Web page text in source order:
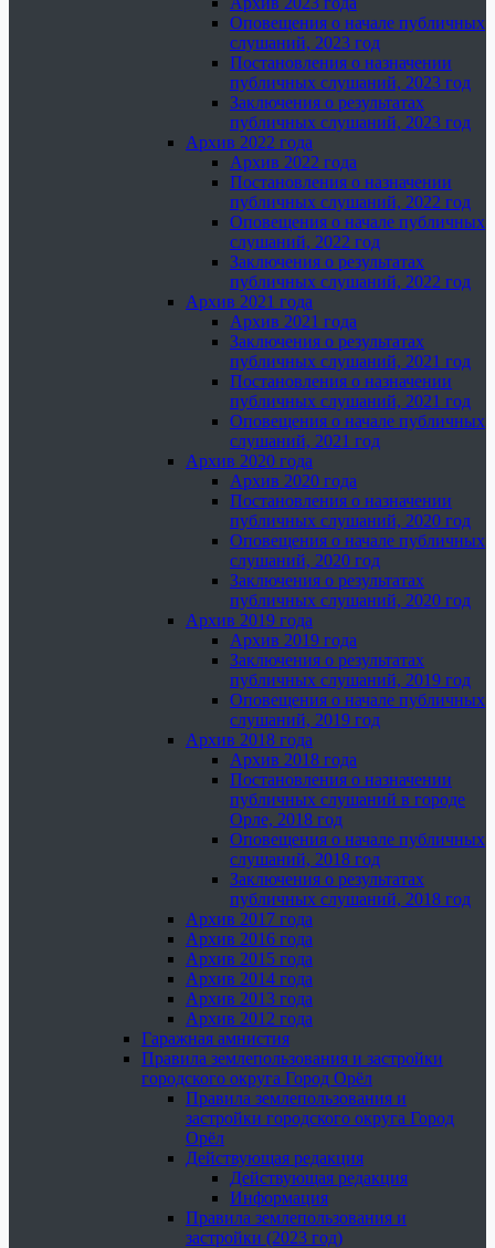
Оповещения о начале публичных
слушаний, 2023 год
Постановления о назначении
публичных слушаний, 2023 год
Заключения о результатах
публичных слушаний, 2023 год
Архив 2022 года
Архив 2022 года
Постановления о назначении
публичных слушаний, 2022 год
Оповещения о начале публичных
слушаний, 2022 год
Заключения о результатах
публичных слушаний, 2022 год
Архив 2021 года
Архив 2021 года
Заключения о результатах
публичных слушаний, 2021 год
Постановления о назначении
публичных слушаний, 2021 год
Оповещения о начале публичных
слушаний, 2021 год
Архив 2020 года
Архив 2020 года
Постановления о назначении
публичных слушаний, 2020 год
Оповещения о начале публичных
слушаний, 2020 год
Заключения о результатах
публичных слушаний, 2020 год
Архив 2019 года
Архив 2019 года
Заключения о результатах
публичных слушаний, 2019 год
Оповещения о начале публичных
слушаний, 2019 год
Архив 2018 года
Архив 2018 года
Постановления о назначении
публичных слушаний в городе
Орле, 2018 год
Оповещения о начале публичных
слушаний, 2018 год
Заключения о результатах
публичных слушаний, 2018 год
Архив 2017 года
Архив 2016 года
Архив 2015 года
Архив 2014 года
Архив 2013 года
Архив 2012 года
Гаражная амнистия
Правила землепользования и застройки
городского округа Город Орёл
Правила землепользования и
застройки городского округа Город
Орёл
Действующая редакция
Действующая редакция
Информация
Правила землепользования и
застройки (2023 год)